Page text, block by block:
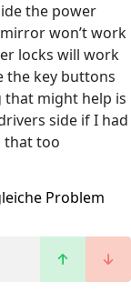
the power
won’t work
locks will work
the key buttons
might help is
side if I had
that too
Problem